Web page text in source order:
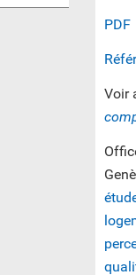
PDF
Voir